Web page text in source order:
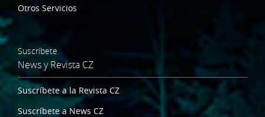
Otros Servicios
Suscríbete
News y Revista CZ
Suscríbete a la Revista CZ
Suscríbete a News CZ